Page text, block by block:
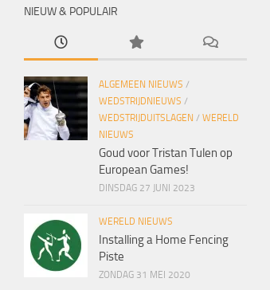
NIEUW & POPULAIR
ALGEMEEN NIEUWS /
WEDSTRIJDNIEUWS /
WEDSTRIJDUITSLAGEN / WERELD
NIEUWS
Goud voor Tristan Tulen op
European Games!
DINSDAG 27 JUNI 2023
WERELD NIEUWS
Installing a Home Fencing
Piste
ZONDAG 31 MEI 2020